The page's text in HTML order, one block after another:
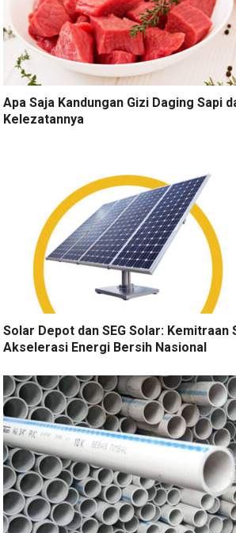
Apa Saja Kandungan Gizi Daging Sapi
Kelezatannya
Solar Depot dan SEG Solar:
Akselerasi Energi Bersih Nasional